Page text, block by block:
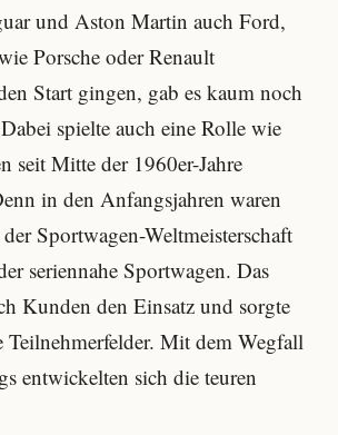
und Aston Martin auch Ford,
Porsche oder Renault
Start gingen, gab es kaum noch
spielte auch eine Rolle wie
seit Mitte der 1960er-Jahre
in den Anfangsjahren waren
Sportwagen-Weltmeisterschaft
seriennahe Sportwagen. Das
Kunden den Einsatz und sorgte
Mit dem Wegfall
entwickelten sich die teuren